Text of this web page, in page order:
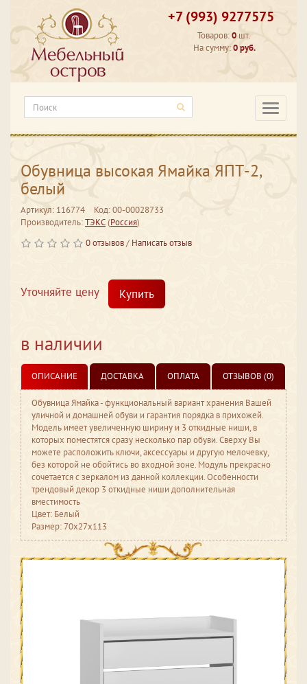
+7 (993) 9277575
Товаров:0 шт.
На сумму:0 руб.
Обувница высокая Ямайка ЯПТ-2,
белый
Артикул: 116774
Код: 00-00028733
Производитель:ТЭКС(Россия)
0 отзывов/ Написать отзыв
Уточняйте цену Купить
в наличии
ОПИСАНИЕ ДОСТАВКА ОПЛАТА ОТЗЫВОВ (0)
Обувница Ямайка - функциональный вариант хранения Вашей
уличной и домашней обуви и гарантия порядка в прихожей.
Модель имеет увеличенную ширину и 3 откидные ниши, в
которых поместятся сразу несколько пар обуви. Сверху Вы
можете расположить ключи, аксессуары и другую мелочевку,
без которой не обойтись во входной зоне. Модуль прекрасно
сочетается с зеркалом из данной коллекции. Особенности
трендовый декор 3 откидные ниши дополнительная
вместимость
Цвет: Белый
Размер: 70x27x113